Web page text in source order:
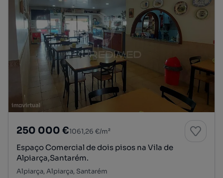
250 000 €1061,26 €/m²
Espaço Comercial de dois pisos na Vila de
Alpiarça,Santarém.
Alpiarça, Alpiarça, Santarém